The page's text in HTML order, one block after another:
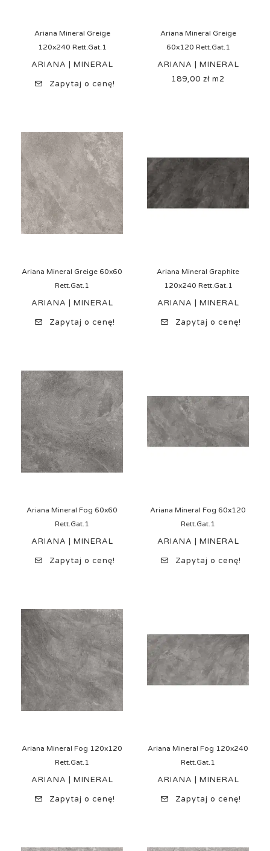
Ariana Mineral Greige
120x240 Rett.Gat.1
ARIANA | MINERAL
Zapytaj o cenę!
Ariana Mineral Greige
60x120 Rett.Gat.1
ARIANA | MINERAL
Cena
189,00 zł m2
Ariana Mineral Greige 60x60
Rett.Gat.1
ARIANA | MINERAL
Zapytaj o cenę!
Ariana Mineral Graphite
120x240 Rett.Gat.1
ARIANA | MINERAL
Zapytaj o cenę!
Ariana Mineral Fog 60x60
Rett.Gat.1
ARIANA | MINERAL
Zapytaj o cenę!
Ariana Mineral Fog 60x120
Rett.Gat.1
ARIANA | MINERAL
Zapytaj o cenę!
Ariana Mineral Fog 120x120
Rett.Gat.1
ARIANA | MINERAL
Zapytaj o cenę!
Ariana Mineral Fog 120x240
Rett.Gat.1
ARIANA | MINERAL
Zapytaj o cenę!